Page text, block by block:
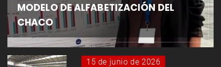
MODELO DE ALFABETIZACIÓN DEL
CHACO
15 de junio de 2026